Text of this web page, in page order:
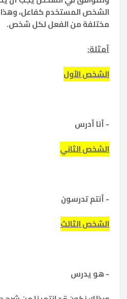
الشخص المستخدم كفاعل،
مختلفة من الفعل لكل شخص.
أمثلة:
الشخص الأول
- أنا أدرس
الشخص الثاني
- أنتم تدرسون
الشخص الثالث
- هو يدرس